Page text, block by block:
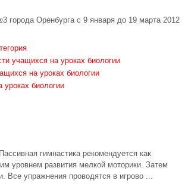
города Оренбурга с 9 января до 19 марта 2012
учащихся на уроках биологии
на уроках биологии
уроках биологии
гимнастика рекомендуется как
уровнем развития мелкой моторики. Затем
Все упражнения проводятся в игрово ...